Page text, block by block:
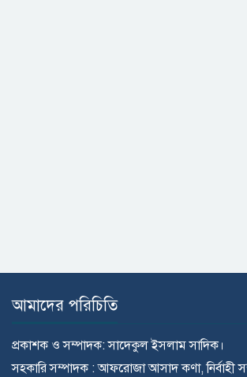
আমাদের পরিচিতি
প্রকাশক ও সম্পাদক: সাদেকুল ইসলাম সাদিক।
সহকারি সম্পাদক : আফরোজা আসাদ কণা, নির্বাহী